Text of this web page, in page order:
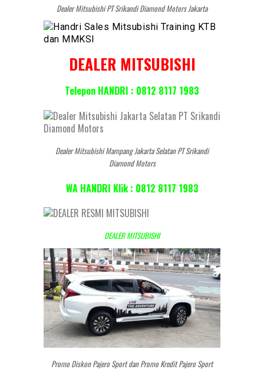
Dealer Mitsubishi PT Srikandi Diamond Motors Jakarta
DEALER MITSUBISHI
Telepon HANDRI : 0812 8117 1983
Dealer Mitsubishi Mampang Jakarta Selatan PT Srikandi
Diamond Motors
WA HANDRI Klik : 0812 8117 1983
DEALER MITSUBISHI
Promo Diskon Pajero Sport dan Promo Kredit Pajero Sport